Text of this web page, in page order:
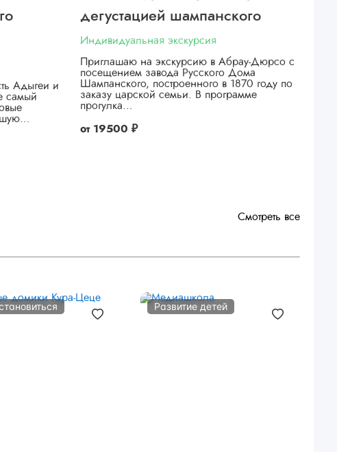
Адыгеи и
самый
дегустацией шампанского
Индивидуальная экскурсия
Приглашаю на экскурсию в Абрау-Дюрсо с
посещением завода Русского Дома
Шампанского, построенного в 1870 году по
заказу царской семьи. В программе
прогулка…
от 19500 ₽
Смотреть все
Развитие детей